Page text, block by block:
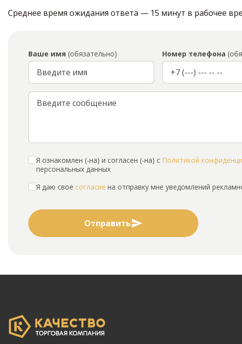
Среднее время ожидания ответа — 15 минут в рабочее
Ваше имя (обязательно) Номер телефона
Я ознакомлен (-на) и согласен (-на) с Политикой
персональных данных
Я даю свое согласие на отправку мне уведомлений
Отправить